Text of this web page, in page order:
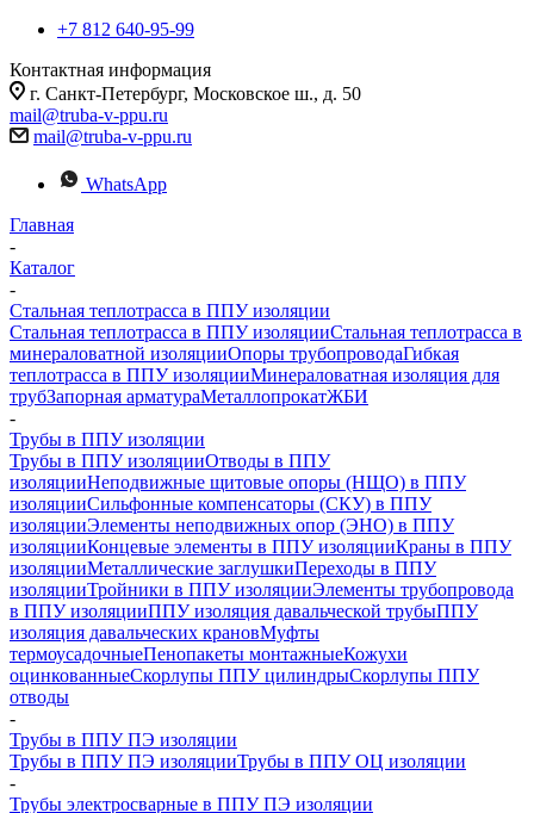
+7 812 640-95-99
Контактная информация
г. Санкт-Петербург, Московское ш., д. 50
mail@truba-v-ppu.ru
mail@truba-v-ppu.ru
WhatsApp
Главная
-
Каталог
-
Стальная теплотрасса в ППУ изоляции
Стальная теплотрасса в ППУ изоляцииСтальная теплотрасса в
минераловатной изоляцииОпоры трубопроводаГибкая
теплотрасса в ППУ изоляцииМинераловатная изоляция для
трубЗапорная арматураМеталлопрокатЖБИ
-
Трубы в ППУ изоляции
Трубы в ППУ изоляцииОтводы в ППУ
изоляцииНеподвижные щитовые опоры (НЩО) в ППУ
изоляцииCильфонные компенсаторы (СКУ) в ППУ
изоляцииЭлементы неподвижных опор (ЭНО) в ППУ
изоляцииКонцевые элементы в ППУ изоляцииКраны в ППУ
изоляцииМеталлические заглушкиПереходы в ППУ
изоляцииТройники в ППУ изоляцииЭлементы трубопровода
в ППУ изоляцииППУ изоляция давальческой трубыППУ
изоляция давальческих крановМуфты
термоусадочныеПенопакеты монтажныеКожухи
оцинкованныеСкорлупы ППУ цилиндрыСкорлупы ППУ
отводы
-
Трубы в ППУ ПЭ изоляции
Трубы в ППУ ПЭ изоляцииТрубы в ППУ ОЦ изоляции
-
Трубы электросварные в ППУ ПЭ изоляции